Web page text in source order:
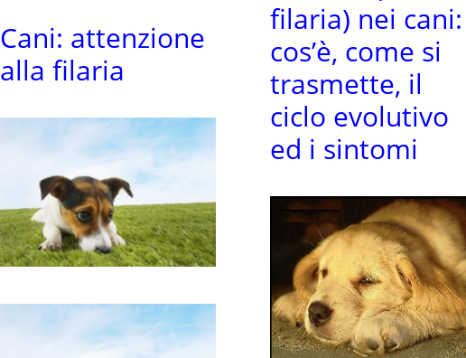
filaria) nei cani:
cos’è, come si
trasmette, il
ciclo evolutivo
ed i sintomi
Cani: attenzione
alla filaria